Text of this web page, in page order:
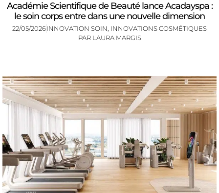
Académie Scientifique de Beauté lance Acadayspa :
le soin corps entre dans une nouvelle dimension
22/05/2026INNOVATION SOIN INNOVATIONS COSMÉTIQUES
PAR LAURA MARGIS